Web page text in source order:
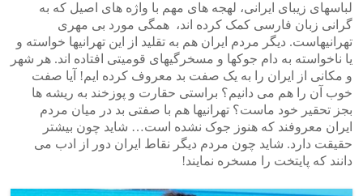
لباسهای زیبای ایرانی، لهجه های مهم با واژه های اصیل که به
گرانی زبان فارسی کمک کرده اند، همگی مورد بی مهری
تهرانیهاست. دیگر مردم ایران هم به تقلید از این تهرانیها خواسته و
یا ناخواسته به دام جوکها و مسخرگیهای قومیتی افتاده اند. هر شهر
و مکانی از ایران را به یک صفت بد معروف کرده ایم! آیا صفت
خوب آن را هم می دانیم؟ براستی حقارت و پوزخند به ریشه ها
بجز تحقیر خود ماست؟ تهرانیها هم با صفتی بد در میان مردم
ایران معروفند که هنوز جوک نشده است… شاید چون بیشتر
حقیقت دارد. شاید چون مردم دیگر نقاط ایران دور از ادب می
دانند که پایتخت را مسخره نمایند!